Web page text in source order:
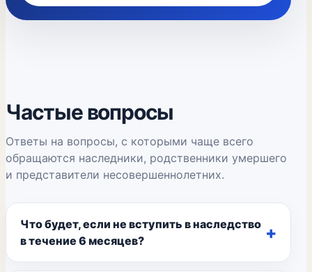
Частые вопросы
Ответы на вопросы, с которыми чаще всего
обращаются наследники, родственники умершего
и представители несовершеннолетних.
Что будет, если не вступить в наследство
в течение 6 месяцев?